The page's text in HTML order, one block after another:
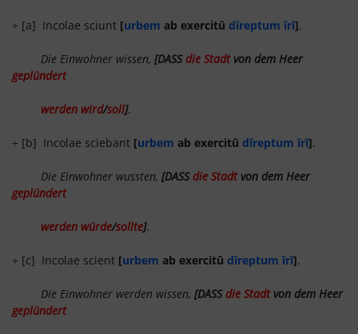
÷ [a] Incolae sciunt [urbem ab exercitū dīreptum īrī].
Die Einwohner wissen, [DASS die Stadtvon dem Heer
geplündert
werden wird/soll].
÷ [b] Incolae sciebant [urbem ab exercitū dīreptum īrī].
Die Einwohner wussten, [DASS die Stadtvon dem Heer
geplündert
werden würde/sollte].
÷ [c] Incolae scient [urbem ab exercitū dīreptum īrī].
Die Einwohner werden wissen, [DASS die Stadtvon dem Heer
geplündert